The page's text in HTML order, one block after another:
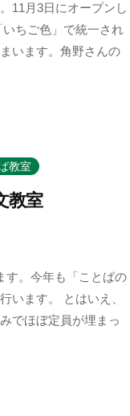
11月3日にオープンし
ちご色」で統一され
います。角野さんの
教室
教室
す。今年も「ことばの
います。 とはいえ、
でほぼ定員が埋まっ